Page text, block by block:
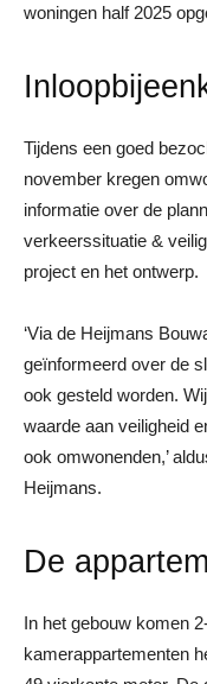
woningen half 2025
Tijdens een goed
november kregen
informatie over de
verkeerssituatie &
project en het ontwerp.
‘Via de Heijmans
geïnformeerd over de
ook gesteld worden.
waarde aan veiligheid
ook omwonenden,’
Heijmans.
De
In het gebouw komen
kamerappartementen